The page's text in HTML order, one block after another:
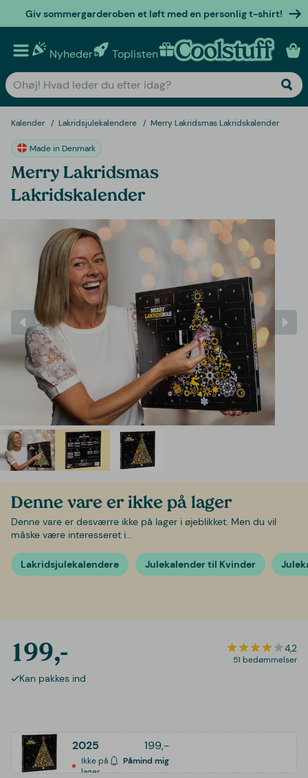
Giv sommergarderoben et løft med en personlig t-shirt!
Nyheder Toplisten Personlige gaver
Kalender Lakridsjulekalendere Merry Lakridsmas Lakridskalender
Made in Denmark
Merry Lakridsmas
Lakridskalender
Denne vare er ikke på lager
Denne vare er desværre ikke på lager i øjeblikket. Men du vil
måske være interesseret i...
Lakridsjulekalendere Julekalender til Kvinder
199,- 4,2
51 bedømmelser
Kan pakkes ind
2025 199,-
Ikke på
lager
Påmind mig